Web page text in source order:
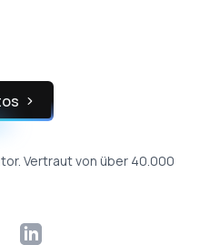
Vertraut von über 40.000
LinkedIn